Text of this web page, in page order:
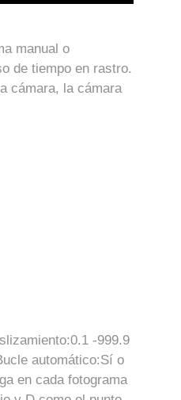
manual o
de tiempo en rastro.
cámara, la cámara
-999.9
automático:Sí o
en cada fotograma